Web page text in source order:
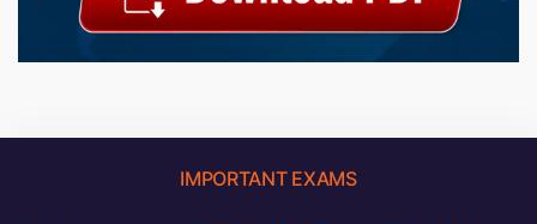
IMPORTANT EXAMS